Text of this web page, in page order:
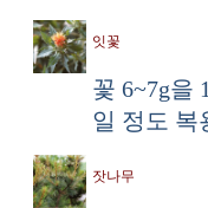
잇꽃
꽃 6~7g을
일 정도 복
잣나무